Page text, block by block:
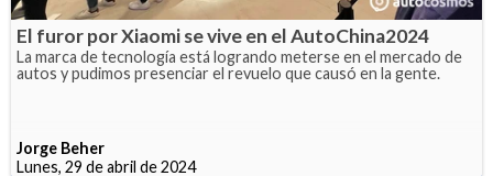
El furor por Xiaomi se vive en el AutoChina2024
La marca de tecnología está logrando meterse en el mercado de
autos y pudimos presenciar el revuelo que causó en la gente.
Jorge Beher
Lunes, 29 de abril de 2024